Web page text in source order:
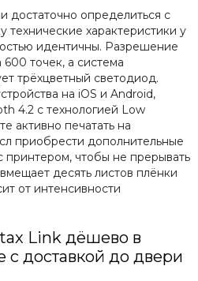
достаточно определиться с
технические характеристики у
идентичны. Разрешение
точек, а система
трёхцветный светодиод.
на iOS и Android,
4.2 с технологией Low
активно печатать на
приобрести дополнительные
принтером, чтобы не прерывать
десять листов плёнки
от интенсивности
Link дёшево в
с доставкой до двери